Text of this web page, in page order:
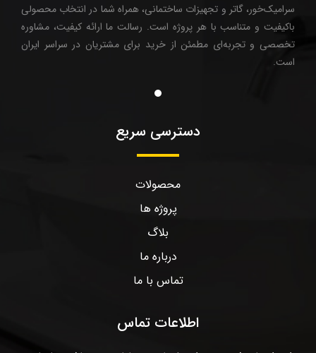
سرامیک‌خور، گاتر و تجهیزات ساختمانی، همراه شما در انتخاب محصولی
باکیفیت و متناسب با هر پروژه است. رسالت ما ارائه کیفیت، مشاوره
تخصصی و تجربه‌ای مطمئن از خرید برای مشتریان در سراسر ایران
است.
دسترسی سریع
محصولات
پروژه ها
بلاگ
درباره ما
تماس با ما
اطلاعات تماس